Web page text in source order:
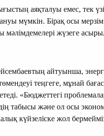
аяқталуы емес, тек
мүмкін. Бірақ осы
жүзеге
айтуынша,
теңгеге, мұнай
«Бюджеттегі
табысы және ол осы
күйзеліске жол